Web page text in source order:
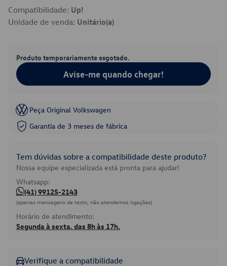
Compatibilidade: Up!
Unidade de venda: Unitário(a)
Produto temporariamente esgotado.
Avise-me quando chegar!
Peça Original Volkswagen
Garantia de 3 meses de fábrica
Tem dúvidas sobre a compatibilidade deste produto?
Nossa equipe especializada está pronta para ajudar!
Whatsapp:
(41) 99125-2143
(apenas mensagens de texto, não atendemos ligações)
Horário de atendimento:
Segunda à sexta, das 8h às 17h.
Verifique a compatibilidade